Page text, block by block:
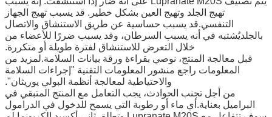
تهيج الجلد وتهيج العين بشكل خطير. قد يسبب تهيج الجهاز
التنفسي.قد يسبب حساسية عن طريق الاستنشاق والاتصال
بالجلديُشتبه في أنه يسبب السرطان، وقد يسبب ضررًا للأعضاء من
خلال التعرض للاستنشاق لفترة طويلة أو متكررة.
قبل معالجة المنتج، نوصي بقراءة ورقة بيانات السلامة.لمزيد من
المعلومات راجع منشور المعلومات التقنية "إجراءات السلامة
والاحتياطية لمعالجة أنظمة البولي يوريثان".
من أجل تجنب الحوادث، يجب التعامل مع المنتج المتبقي في
البراميل بعناية.أي ماء أو رطوبة التي يسمح للدخول في الدرامول